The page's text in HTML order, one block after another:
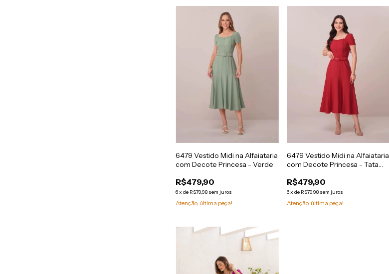
6479 Vestido Midi na Alfaiataria
com Decote Princesa - Verde
R$479,90
6xde R$79,98 sem juros
Atenção, última peça!
6479 Vestido Midi na Alfaiataria
com Decote Princesa - Tata
R$479,90
6x de R$79,98 sem juros
Atenção, última peça!